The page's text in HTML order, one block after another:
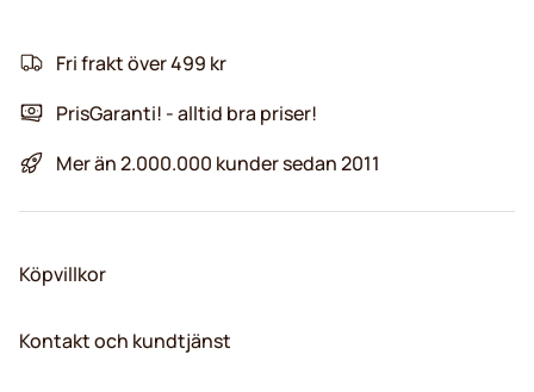
Fri frakt över 499 kr
PrisGaranti! - alltid bra priser!
Mer än 2.000.000 kunder sedan 2011
Köpvillkor
Kontakt och kundtjänst